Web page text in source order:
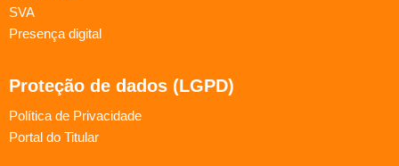
SVA
Presença digital
Proteção de dados (LGPD)
Política de Privacidade
Portal do Titular